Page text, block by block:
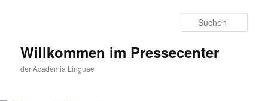
Willkommen im Pressecenter
der Academia Linguae